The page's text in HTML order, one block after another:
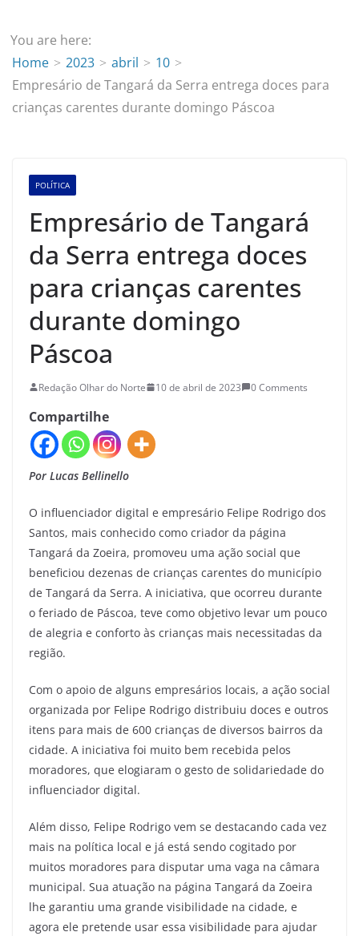
You are here:
Home
2023 abril
10
Empresário de Tangará da Serra entrega doces para
crianças carentes durante domingo Páscoa
POLÍTICA
Empresário de Tangará
da Serra entrega doces
para crianças carentes
durante domingo
Páscoa
Redação Olhar do Norte 10 de abril de 2023 0 Comments
Compartilhe
Por Lucas Bellinello
O influenciador digital e empresário Felipe Rodrigo dos
Santos, mais conhecido como criador da página
Tangará da Zoeira, promoveu uma ação social que
beneficiou dezenas de crianças carentes do município
de Tangará da Serra. A iniciativa, que ocorreu durante
o feriado de Páscoa, teve como objetivo levar um pouco
de alegria e conforto às crianças mais necessitadas da
região.
Com o apoio de alguns empresários locais, a ação social
organizada por Felipe Rodrigo distribuiu doces e outros
itens para mais de 600 crianças de diversos bairros da
cidade. A iniciativa foi muito bem recebida pelos
moradores, que elogiaram o gesto de solidariedade do
influenciador digital.
Além disso, Felipe Rodrigo vem se destacando cada vez
mais na política local e já está sendo cogitado por
muitos moradores para disputar uma vaga na câmara
municipal. Sua atuação na página Tangará da Zoeira
lhe garantiu uma grande visibilidade na cidade, e
agora ele pretende usar essa visibilidade para ajudar